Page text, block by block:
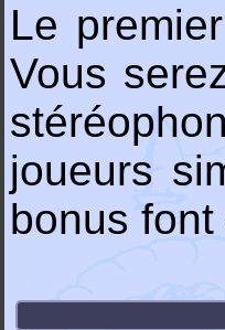
Le
Vous
joueurs
bonus